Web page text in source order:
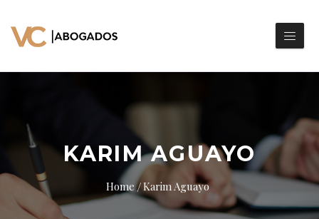
KARIM AGUAYO
Home Karim Aguayo